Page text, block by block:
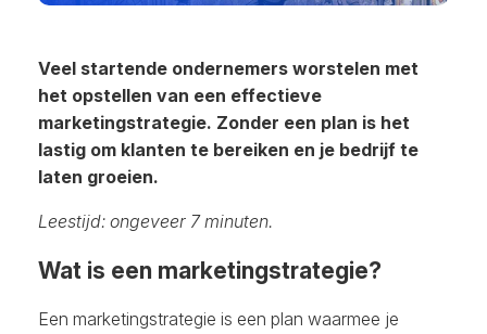
Veel startende ondernemers worstelen met
het opstellen van een effectieve
marketingstrategie. Zonder een plan is het
lastig om klanten te bereiken en je bedrijf te
laten groeien.
Leestijd: ongeveer 7 minuten.
Wat is een marketingstrategie?
Een marketingstrategie is een plan waarmee je